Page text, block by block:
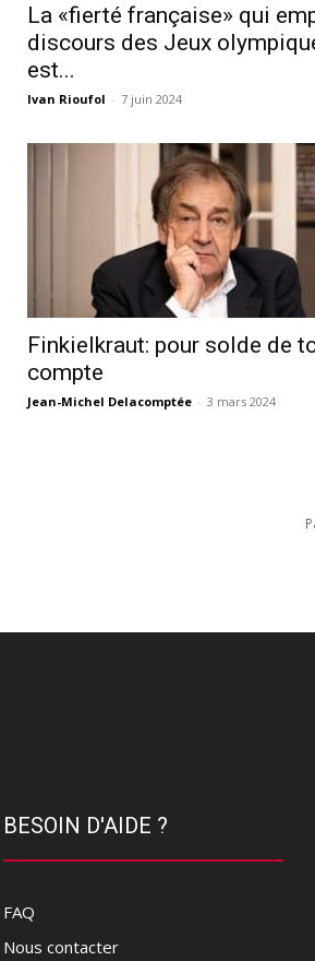
La «fierté française» qui
discours des Jeux
est...
Ivan Rioufol - 7 juin 2024
Finkielkraut: pour solde de
compte
Jean-Michel Delacomptée - 3 mars 2024
BESOIN D'AIDE ?
FAQ
Nous contacter